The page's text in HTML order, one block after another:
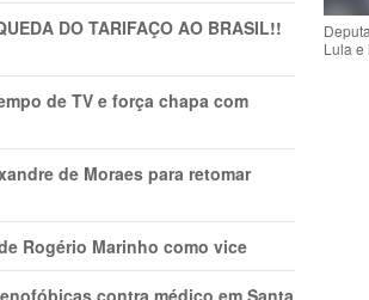
DO TARIFAÇO AO BRASIL!!
de TV e força chapa com
de Moraes para retomar
Rogério Marinho como vice
contra médico em Santa
Lula e